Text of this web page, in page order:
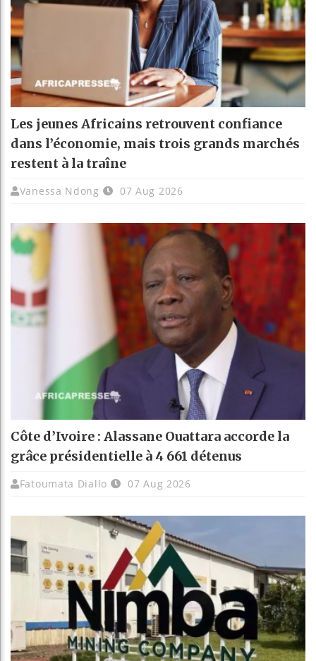
Les jeunes Africains retrouvent confiance
dans l’économie, mais trois grands marchés
restent à la traîne
Vanessa Ndong 07 Aug 2026
Côte d’Ivoire : Alassane Ouattara accorde la
grâce présidentielle à 4 661 détenus
Fatoumata Diallo 07 Aug 2026